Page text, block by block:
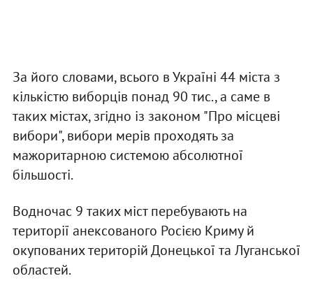
За його словами, всього в Україні 44 міста з
кількістю виборців понад 90 тис., а саме в
таких містах, згідно із законом "Про місцеві
вибори", вибори мерів проходять за
мажоритарною системою абсолютної
більшості.
Водночас 9 таких міст перебувають на
території анексованого Росією Криму й
окупованих територій Донецької та Луганської
областей.